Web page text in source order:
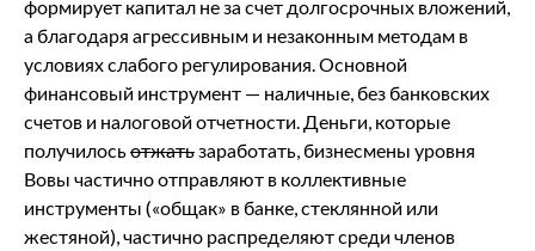
формирует капитал не за счет долгосрочных вложений,
а благодаря агрессивным и незаконным методам в
условиях слабого регулирования. Основной
финансовый инструмент — наличные, без банковских
счетов и налоговой отчетности. Деньги, которые
получилосьотжатьзаработать, бизнесмены уровня
Вовы частично отправляют в коллективные
инструменты («общак» в банке, стеклянной или
жестяной), частично распределяют среди членов